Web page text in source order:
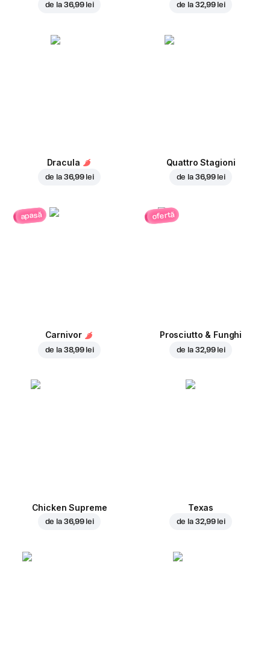
de la 36,99 lei de la 32,99 lei
Dracula
de la 36,99 lei
Quattro Stagioni
de la 36,99 lei
apasă
Carnivor
de la 38,99 lei
ofertă
Prosciutto & Funghi
de la 32,99 lei
Chicken Supreme
de la 36,99 lei
Texas
de la 32,99 lei